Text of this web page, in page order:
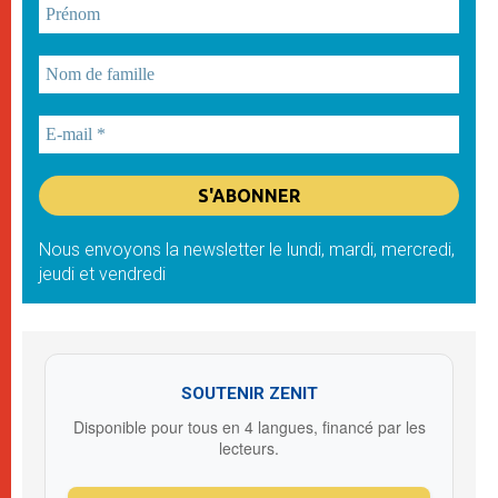
Nous envoyons la newsletter le lundi, mardi, mercredi,
jeudi et vendredi
SOUTENIR ZENIT
Disponible pour tous en 4 langues, financé par les
lecteurs.